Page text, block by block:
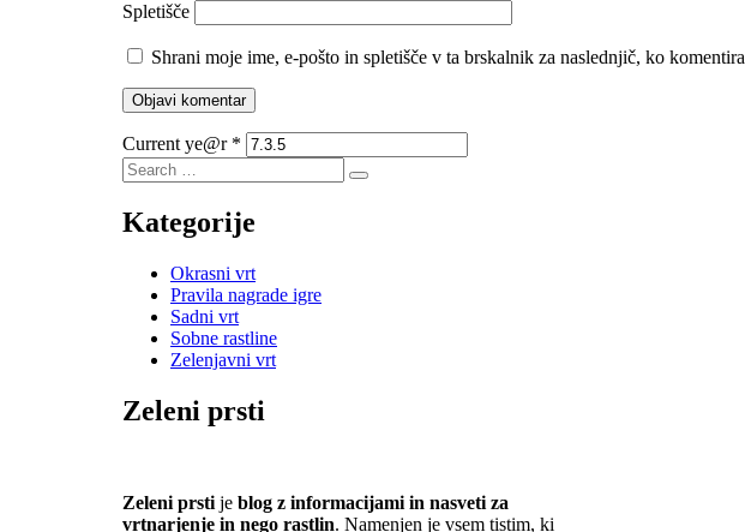
Spletišče
Shrani moje ime, e-pošto in spletišče v ta brskalnik za naslednjič, ko
Current ye@r *
Search
for:
Search
Kategorije
Okrasni vrt
Pravila nagrade igre
Sadni vrt
Sobne rastline
Zelenjavni vrt
Zeleni prsti
Zeleni prsti je blog z informacijami in nasveti za
vrtnarjenje in nego rastlin. Namenjen je vsem tistim, ki